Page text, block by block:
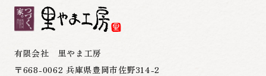
有限会社 里やま工房
〒668-0062 兵庫県豊岡市佐野314-2